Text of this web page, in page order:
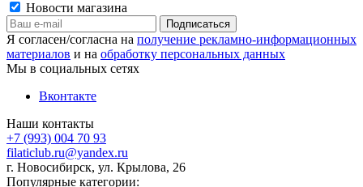
Новости магазина
Я согласен/согласна на получение рекламно-информационных
материалов и на обработку персональных данных
Мы в социальных сетях
Вконтакте
Наши контакты
+7 (993) 004 70 93
filaticlub.ru@yandex.ru
г. Новосибирск, ул. Крылова, 26
Популярные категории: